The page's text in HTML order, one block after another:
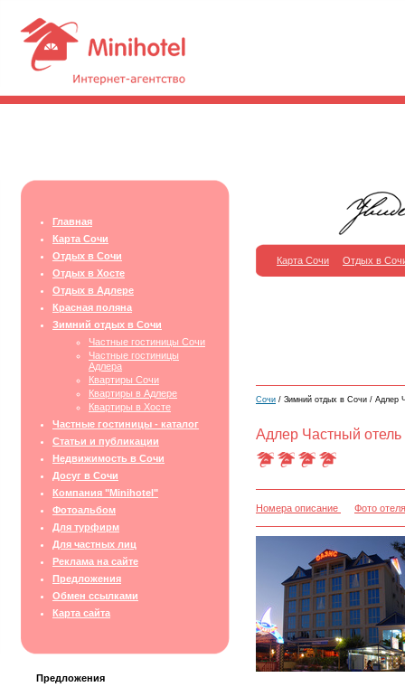
Главная
Карта Сочи
Отдых в Сочи
Отдых в Хосте
Отдых в Адлере
Красная поляна
Зимний отдых в Сочи
Частные гостиницы Сочи
Частные гостиницы
Адлера
Квартиры Сочи
Квартиры в Адлере
Квартиры в Хосте
Частные гостиницы - каталог
Статьи и публикации
Недвижимость в Сочи
Досуг в Сочи
Компания "Minihotel"
Фотоальбом
Для турфирм
Для частных лиц
Реклама на сайте
Предложения
Обмен ссылками
Карта сайта
Предложения
Карта Сочи Отдых в
Сочи / Зимний отдых в Сочи / Адлер
Адлер Частный отель
Номера описание Фото отеля